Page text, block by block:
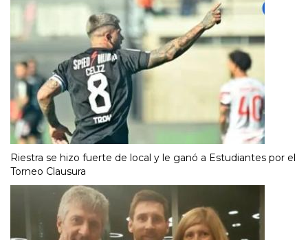
Riestra se hizo fuerte de local y le ganó a Estudiantes por el
Torneo Clausura